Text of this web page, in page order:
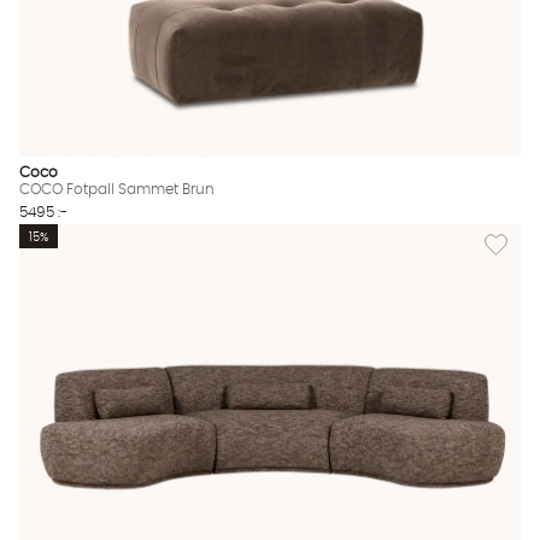
Coco
COCO Fotpall Sammet Brun
5495 :-
Lägg
15%